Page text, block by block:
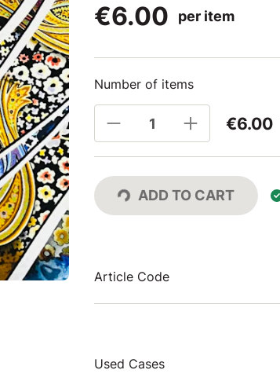
€6.00 per item
Number of items
€6.00
ADD TO CART
Article Code
Used Cases